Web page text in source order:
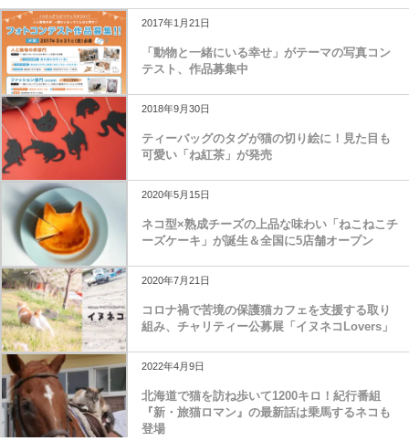
2017年1月21日
「動物と一緒にいる幸せ」がテーマの写真コン
テスト、作品募集中
2018年9月30日
ティーバッグのタグが猫の切り絵に！見た目も
可愛い「ね紅茶」が発売
2020年5月15日
ネコ型×熟成チーズの上品な味わい「ねこねこチ
ーズケーキ」が誕生＆全国に5店舗オープン
2020年7月21日
コロナ禍で苦境の保護猫カフェを支援する取り
組み、チャリティー公募展「イヌネコLovers」
2022年4月9日
北海道で猫を訪ね歩いて1200キロ！紀行番組
『新・旅猫ロマン』の最新話は乗馬するネコも
登場